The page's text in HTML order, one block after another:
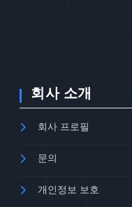
회사 소개
회사 프로필
문의
개인정보 보호